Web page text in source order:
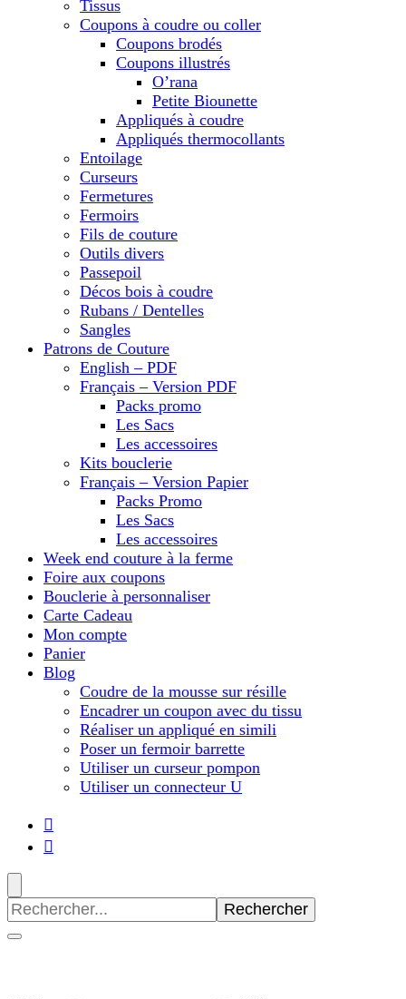
Tissus
Coupons à coudre ou coller
Coupons brodés
Coupons illustrés
O’rana
Petite Biounette
Appliqués à coudre
Appliqués thermocollants
Entoilage
Curseurs
Fermetures
Fermoirs
Fils de couture
Outils divers
Passepoil
Décos bois à coudre
Rubans / Dentelles
Sangles
Patrons de Couture
English – PDF
Français – Version PDF
Packs promo
Les Sacs
Les accessoires
Kits bouclerie
Français – Version Papier
Packs Promo
Les Sacs
Les accessoires
Week end couture à la ferme
Foire aux coupons
Bouclerie à personnaliser
Carte Cadeau
Mon compte
Panier
Blog
Coudre de la mousse sur résille
Encadrer un coupon avec du tissu
Réaliser un appliqué en simili
Poser un fermoir barrette
Utiliser un curseur pompon
Utiliser un connecteur U
Recherche
pour
: